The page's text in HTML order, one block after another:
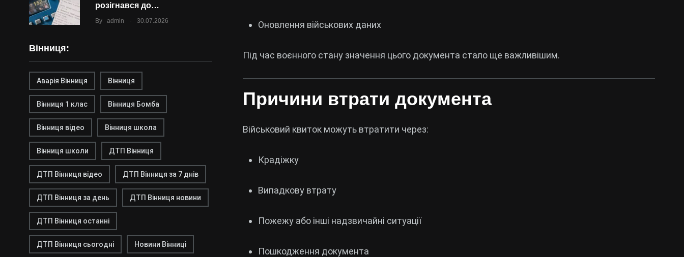
розігнався до…
By admin . 30.07.2026
Вінниця:
Аварія Вінниця Вінниця
Вінниця 1 клас Вінниця Бомба
Вінниця відео Вінниця школа
Вінниця школи ДТП Вінниця
ДТП Вінниця відео ДТП Вінниця за 7 днів
ДТП Вінниця за день ДТП Вінниця новини
ДТП Вінниця останні
ДТП Вінниця сьогодні Новини Вінниці
Оновлення військових даних
Під час воєнного стану значення цього документа стало ще важливішим.
Причини втрати документа
Військовий квиток можуть втратити через:
Крадіжку
Випадкову втрату
Пожежу або інші надзвичайні ситуації
Пошкодження документа